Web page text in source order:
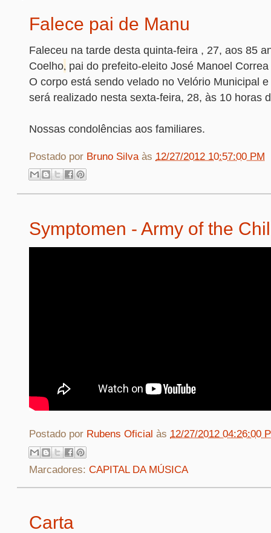
Falece pai de Manu
Faleceu na tarde desta quinta-feira , 27, aos 85
Coelho, pai do prefeito-eleito José Manoel
O corpo está sendo velado no Velório Municipal
será realizado nesta sexta-feira, 28, às 10 horas
Nossas condolências aos familiares.
Postado por Bruno Silva às 12/27/2012 10:57:00 PM
Symptomen - Army of the
Postado por Rubens Oficial às 12/27/2012 04:26:00
Marcadores: CAPITAL DA MÚSICA
Carta